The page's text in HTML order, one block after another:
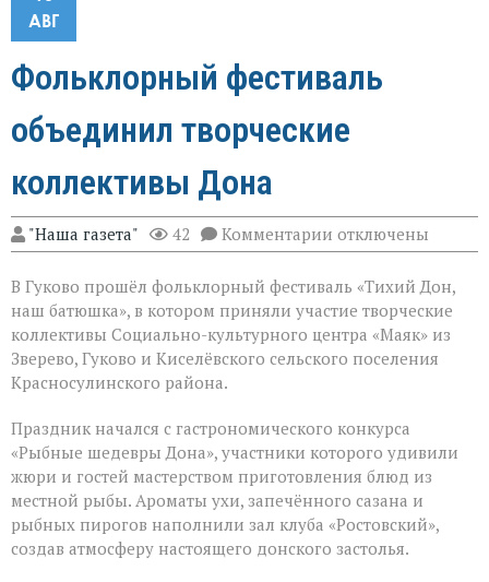
АВГ
Фольклорный фестиваль
объединил творческие
коллективы Дона
"Наша газета" 42 Комментарии к
записи
фестиваль
объединил
творческие
коллективы
Дона
отключены
В Гуково прошёл фольклорный фестиваль «Тихий Дон,
наш батюшка», в котором приняли участие творческие
коллективы Социально-культурного центра «Маяк» из
Зверево, Гуково и Киселёвского сельского поселения
Красносулинского района.
Праздник начался с гастрономического конкурса
«Рыбные шедевры Дона», участники которого удивили
жюри и гостей мастерством приготовления блюд из
местной рыбы. Ароматы ухи, запечённого сазана и
рыбных пирогов наполнили зал клуба «Ростовский»,
создав атмосферу настоящего донского застолья.